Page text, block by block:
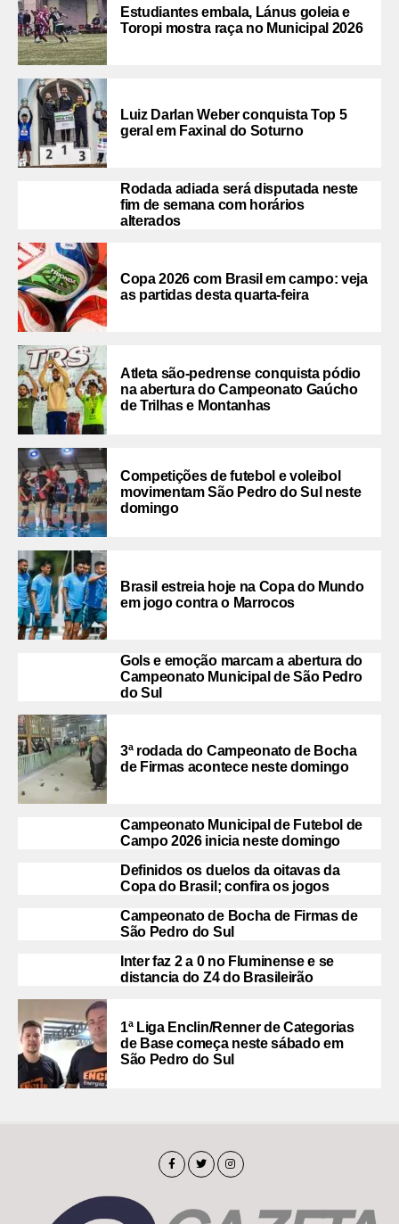
Estudiantes embala, Lánus goleia e
Toropi mostra raça no Municipal 2026
Luiz Darlan Weber conquista Top 5
geral em Faxinal do Soturno
Rodada adiada será disputada neste
fim de semana com horários
alterados
Copa 2026 com Brasil em campo: veja
as partidas desta quarta-feira
Atleta são-pedrense conquista pódio
na abertura do Campeonato Gaúcho
de Trilhas e Montanhas
Competições de futebol e voleibol
movimentam São Pedro do Sul neste
domingo
Brasil estreia hoje na Copa do Mundo
em jogo contra o Marrocos
Gols e emoção marcam a abertura do
Campeonato Municipal de São Pedro
do Sul
3ª rodada do Campeonato de Bocha
de Firmas acontece neste domingo
Campeonato Municipal de Futebol de
Campo 2026 inicia neste domingo
Definidos os duelos da oitavas da
Copa do Brasil; confira os jogos
Campeonato de Bocha de Firmas de
São Pedro do Sul
Inter faz 2 a 0 no Fluminense e se
distancia do Z4 do Brasileirão
1ª Liga Enclin/Renner de Categorias
de Base começa neste sábado em
São Pedro do Sul